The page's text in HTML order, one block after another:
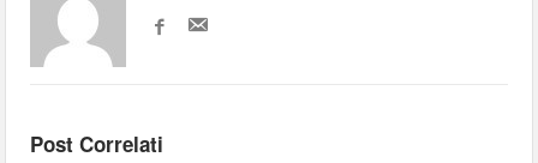
Post Correlati